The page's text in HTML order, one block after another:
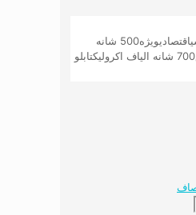
اقتصادیویژه
500 شانه
700 شانه الیاف اکرولیک
تابلو